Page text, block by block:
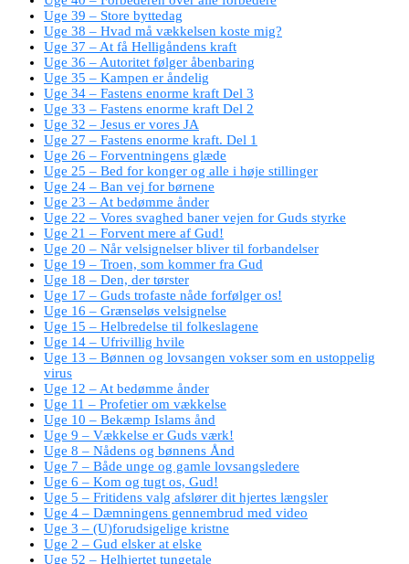
Uge 39 – Store byttedag
Uge 38 – Hvad må vækkelsen koste mig?
Uge 37 – At få Helligåndens kraft
Uge 36 – Autoritet følger åbenbaring
Uge 35 – Kampen er åndelig
Uge 34 – Fastens enorme kraft Del 3
Uge 33 – Fastens enorme kraft Del 2
Uge 32 – Jesus er vores JA
Uge 27 – Fastens enorme kraft. Del 1
Uge 26 – Forventningens glæde
Uge 25 – Bed for konger og alle i høje stillinger
Uge 24 – Ban vej for børnene
Uge 23 – At bedømme ånder
Uge 22 – Vores svaghed baner vejen for Guds styrke
Uge 21 – Forvent mere af Gud!
Uge 20 – Når velsignelser bliver til forbandelser
Uge 19 – Troen, som kommer fra Gud
Uge 18 – Den, der tørster
Uge 17 – Guds trofaste nåde forfølger os!
Uge 16 – Grænseløs velsignelse
Uge 15 – Helbredelse til folkeslagene
Uge 14 – Ufrivillig hvile
Uge 13 – Bønnen og lovsangen vokser som en ustoppelig
virus
Uge 12 – At bedømme ånder
Uge 11 – Profetier om vækkelse
Uge 10 – Bekæmp Islams ånd
Uge 9 – Vækkelse er Guds værk!
Uge 8 – Nådens og bønnens Ånd
Uge 7 – Både unge og gamle lovsangsledere
Uge 6 – Kom og tugt os, Gud!
Uge 5 – Fritidens valg afslører dit hjertes længsler
Uge 4 – Dæmningens gennembrud med video
Uge 3 – (U)forudsigelige kristne
Uge 2 – Gud elsker at elske
Uge 52 – Helhjertet tungetale